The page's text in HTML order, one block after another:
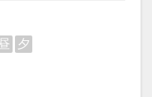
分
めぐり回る形
全天候型のパ
歩や、フクロ
ョーなどが見
・ご要望等メ
マイページ」
。
ューアルオー
夕